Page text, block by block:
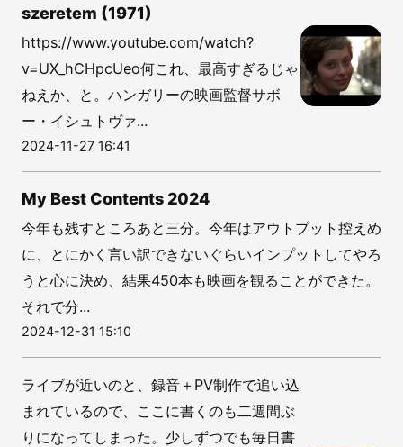
szeretem (1971)
https://www.youtube.com/watch?
v=UX_hCHpcUeo何これ、最高すぎるじゃ
ねえか、と。ハンガリーの映画監督サボ
ー・イシュトヴァ...
2024-11-27 16:41
My Best Contents 2024
今年も残すところあと三分。今年はアウトプット控えめ
に、とにかく言い訳できないぐらいインプットしてやろ
うと心に決め、結果450本も映画を観ることができた。
それで分...
2024-12-31 15:10
ライブが近いのと、録音＋PV制作で追い込
まれているので、ここに書くのも二週間ぶ
りになってしまった。少しずつでも毎日書